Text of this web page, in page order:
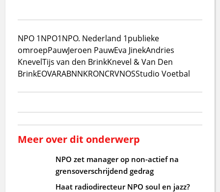
NPO 1NPO1NPO. Nederland 1publieke
omroepPauwJeroen PauwEva JinekAndries
KnevelTijs van den BrinkKnevel & Van Den
BrinkEOVARABNNKRONCRVNOSStudio Voetbal
Meer over dit onderwerp
NPO zet manager op non-actief na
grensoverschrijdend gedrag
Haat radiodirecteur NPO soul en jazz?